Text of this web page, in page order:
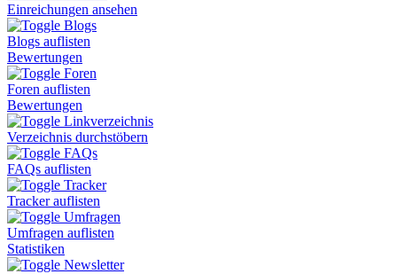
Einreichungen ansehen
Blogs
Blogs auflisten
Bewertungen
Foren
Foren auflisten
Bewertungen
Linkverzeichnis
Verzeichnis durchstöbern
FAQs
FAQs auflisten
Tracker
Tracker auflisten
Umfragen
Umfragen auflisten
Statistiken
Newsletter